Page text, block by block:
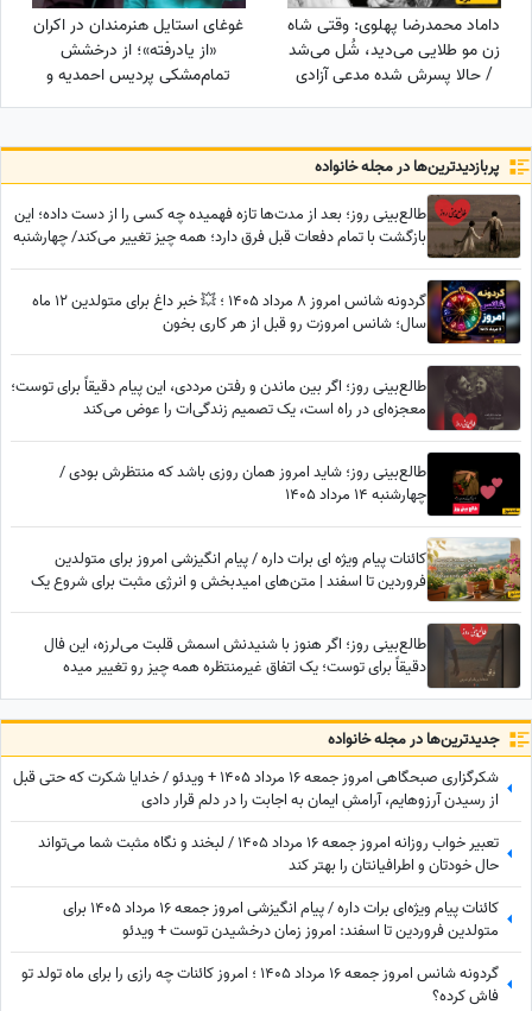
داماد محمدرضا پهلوی: وقتی شاه
زن مو طلایی می‌دید، شُل می‌شد
/ حالا پسرش شده مدعی آزادی
زنان!!!
غوغای استایل هنرمندان در اکران
«از یادرفته»؛ از درخشش
تمام‌مشکی پردیس احمدیه و
آزیتا حاجیان تا تیپ اسپورت
پربازدید‌ترین‌ها در مجله خانواده
طالع‌بینی روز؛ بعد از مدت‌ها تازه فهمیده چه کسی را از دست داده؛ این
بازگشت با تمام دفعات قبل فرق دارد؛ همه چیز تغییر می‌کند/ چهارشنبه
گردونه شانس امروز 8 مرداد 1405 ؛ 💥 خبر داغ برای متولدین 12 ماه
سال؛ شانس امروزت رو قبل از هر کاری بخون
طالع‌بینی روز؛ اگر بین ماندن و رفتن مرددی، این پیام دقیقاً برای توست؛
معجزه‌ای در راه است، یک تصمیم زندگی‌ات را عوض می‌کند
طالع‌بینی روز؛ شاید امروز همان روزی باشد که منتظرش بودی /
چهارشنبه 14 مرداد 1405
کائنات پیام ویژه ای برات داره / پیام انگیزشی امروز برای متولدین
فروردین تا اسفند | متن‌های امیدبخش و انرژی مثبت برای شروع یک
طالع‌بینی روز؛ اگر هنوز با شنیدنش اسمش قلبت می‌لرزه، این فال
دقیقاً برای توست؛ یک اتفاق غیرمنتظره همه چیز رو تغییر میده
جدید‌ترین‌ها در مجله خانواده
شکرگزاری صبحگاهی امروز جمعه 16 مرداد 1405 + ویدئو / خدایا شکرت که حتی قبل
از رسیدن آرزوهایم، آرامشِ ایمان به اجابت را در دلم قرار دادی
تعبیر خواب روزانه امروز جمعه 16 مرداد 1405 / لبخند و نگاه مثبت شما می‌تواند
حال خودتان و اطرافیانتان را بهتر کند
کائنات پیام ویژه‌ای برات داره / پیام انگیزشی امروز جمعه 16 مرداد 1405 برای
متولدین فروردین تا اسفند: امروز زمان درخشیدن توست + ویدئو
گردونه شانس امروز جمعه 16 مرداد 1405 ؛ امروز کائنات چه رازی را برای ماه تولد تو
فاش کرده؟